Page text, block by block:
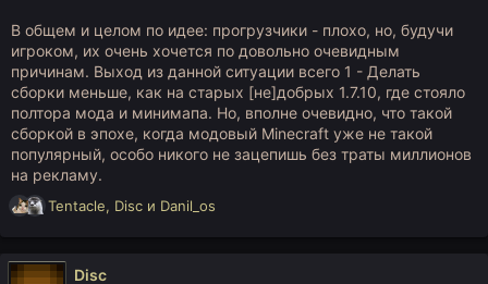
В общем и целом по идее: прогрузчики - плохо, но, будучи
игроком, их очень хочется по довольно очевидным
причинам. Выход из данной ситуации всего 1 - Делать
сборки меньше, как на старых [не]добрых 1.7.10, где стояло
полтора мода и минимапа. Но, вполне очевидно, что такой
сборкой в эпохе, когда модовый Minecraft уже не такой
популярный, особо никого не зацепишь без траты миллионов
на рекламу.
Р
к
Tentacle, Disc и Danil_os
Disc